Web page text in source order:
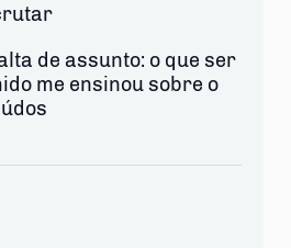
de assunto: o que ser
me ensinou sobre o